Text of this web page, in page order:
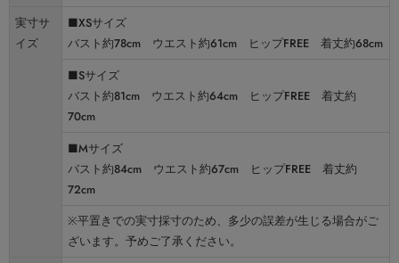
実寸サ
イズ
■XSサイズ
バスト約78cm ウエスト約61cm ヒップFREE 着丈約68cm
■Sサイズ
バスト約81cm ウエスト約64cm ヒップFREE 着丈約
70cm
■Mサイズ
バスト約84cm ウエスト約67cm ヒップFREE 着丈約
72cm
※平置きでの実寸採寸のため、多少の誤差が生じる場合がご
ざいます。予めご了承ください。